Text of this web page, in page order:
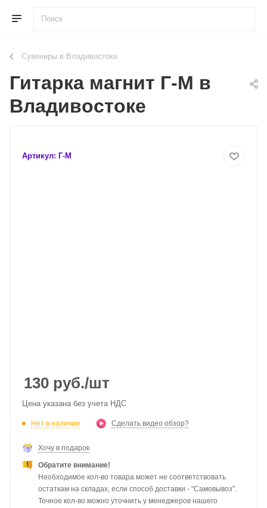
Сувениры в Владивостоке
Гитарка магнит Г-М в
Владивостоке
Артикул: Г-М
130 руб./шт
Цена указана без учета НДС
Нет в наличии Сделать видео обзор?
Хочу в подарок
Обратите внимание!
Необходимое кол-во товара может не соответствовать
остаткам на складах, если способ доставки - "Самовывоз".
Точное кол-во можно уточнить у менеджеров нашего